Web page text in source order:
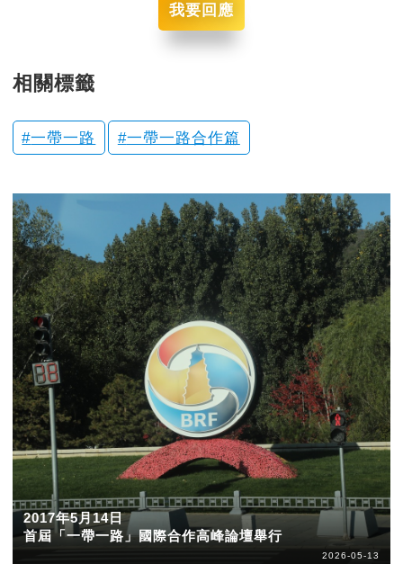
我要回應
相關標籤
一帶一路 一帶一路合作篇
2017年5月14日
首屆「一帶一路」國際合作高峰論壇舉行
2026-05-13